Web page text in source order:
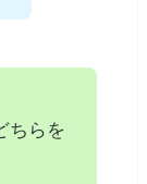
ちらを